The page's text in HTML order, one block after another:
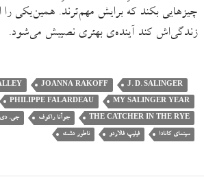
چیزهایی بکند که برایش مهم‌‌ترند. همین‌یکی
زندگی‌اش کند آینده‌ی بهتری نصیبش می‌شود.
J. D. SALINGER
JOANNA RAKOFF
MY SALINGER YEAR
PHILIPPE FALARDEAU
THE CATCHER IN THE RYE جوآنا راکوف جی. دی.
سینمای کانادا فیلیپ فالاردو ناطور دشت